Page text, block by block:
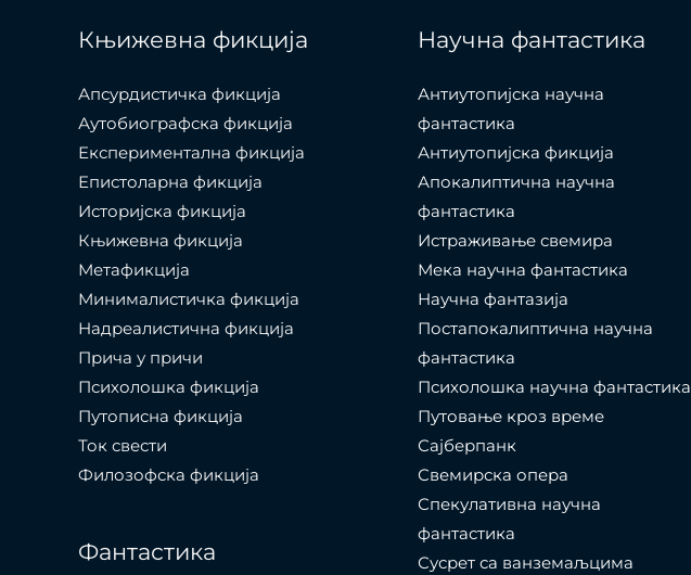
Књижевна фикција
Апсурдистичка фикција
Аутобиографска фикција
Експериментална фикција
Епистоларна фикција
Историјска фикција
Књижевна фикција
Метафикција
Минималистичка фикција
Надреалистична фикција
Прича у причи
Психолошкa фикција
Путописна фикција
Ток свести
Филозофска фикција
Фантастика
Научна фантастика
Антиутопијска научна
фантастика
Антиутопијска фикција
Апокалиптична научна
фантастика
Истраживање свемира
Мека научна фантастика
Научна фантазија
Постапокалиптична научна
фантастика
Психолошка научна фантастика
Путовање кроз време
Сајберпанк
Свемирска опера
Спекулативна научна
фантастика
Сусрет са ванземаљцима